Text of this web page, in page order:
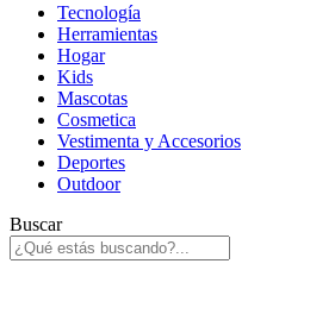
Tecnología
Herramientas
Hogar
Kids
Mascotas
Cosmetica
Vestimenta y Accesorios
Deportes
Outdoor
Buscar